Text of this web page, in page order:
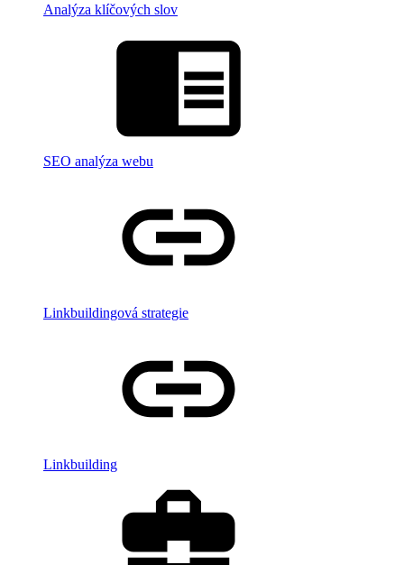
Analýza klíčových slov
SEO analýza webu
Linkbuildingová strategie
Linkbuilding